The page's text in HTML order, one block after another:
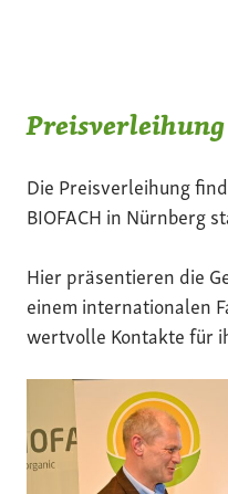
Preisverleihung
Die Preisverleihung
BIOFACH in Nürnberg
Hier präsentieren die
einem internationalen
wertvolle Kontakte für